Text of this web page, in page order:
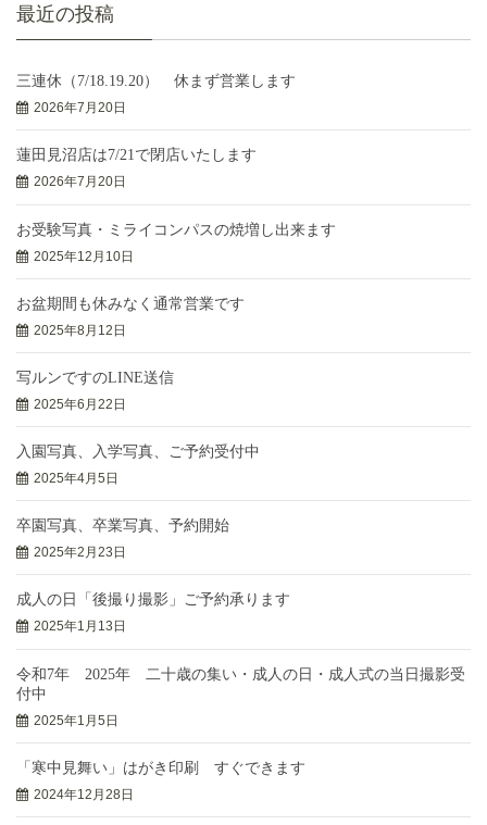
最近の投稿
三連休（7/18.19.20） 休まず営業します
2026年7月20日
蓮田見沼店は7/21で閉店いたします
2026年7月20日
お受験写真・ミライコンパスの焼増し出来ます
2025年12月10日
お盆期間も休みなく通常営業です
2025年8月12日
写ルンですのLINE送信
2025年6月22日
入園写真、入学写真、ご予約受付中
2025年4月5日
卒園写真、卒業写真、予約開始
2025年2月23日
成人の日「後撮り撮影」ご予約承ります
2025年1月13日
令和7年 2025年 二十歳の集い・成人の日・成人式の当日撮影受
付中
2025年1月5日
「寒中見舞い」はがき印刷 すぐできます
2024年12月28日